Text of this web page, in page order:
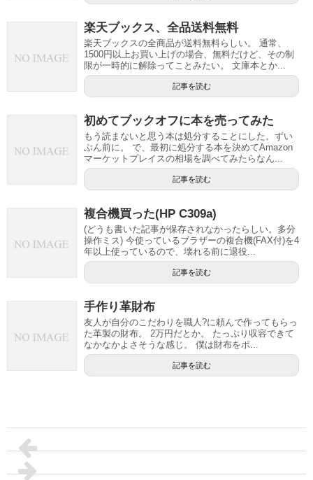
楽天ブックス、全品送料無料
楽天ブックスの全商品が送料無料らしい。 通常、
1500円以上お買い上げの場合、無料だけど、その制
限が一時的に解除ってことみたい。 文庫本とか...
記事を読む
初めてブックオフに本を売ってみた
もう読まないと思う本は処分することにした。ずい
ぶん前に。 で、最初に処分する本を決めてAmazon
マーケットプレイスの相場を調べてみたらなん...
記事を読む
複合機買った(HP C309a)
(どうも書いた記事が保存されなかったらしい。多分
操作ミス) 今使っているブラザーの複合機(FAX付)を4
年以上使っているので、壊れる前に退役...
記事を読む
手作り革財布
友人が自分のこだわりを職人?に頼んで作ってもらっ
た革製の財布。 2万円だとか。 たっぷり収容できて
なかなかよさそうな感じ。 僕は財布をポ...
記事を読む